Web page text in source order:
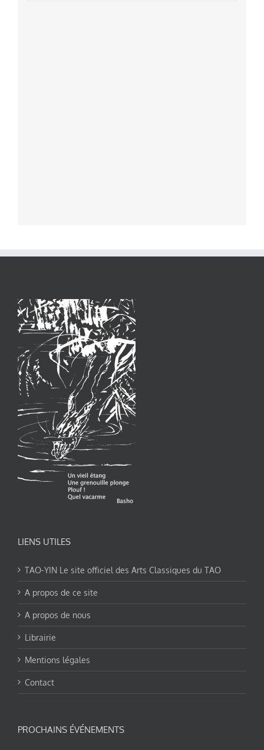
LIENS UTILES
TAO-YIN Le site officiel des Arts Classiques du TAO
A propos de ce site
A propos de nous
Librairie
Mentions légales
Contact
PROCHAINS ÉVÉNEMENTS